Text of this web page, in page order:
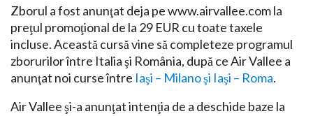
Zborul a fost anunţat deja pe www.airvallee.com la
preţul promoţional de la 29 EUR cu toate taxele
incluse. Această cursă vine să completeze programul
zborurilor între Italia şi România, după ce Air Vallee a
anunţat noi curse între Iaşi – Milano şi Iaşi – Roma.
Air Vallee şi-a anunţat intenţia de a deschide baze la